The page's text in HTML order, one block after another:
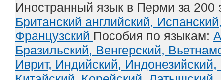
Иностранный язык в Перми за 200
Британский английский,
Французский Пособия по языкам:
Бразильский, Венгерский,
Иврит, Индийский, Индонезийский,